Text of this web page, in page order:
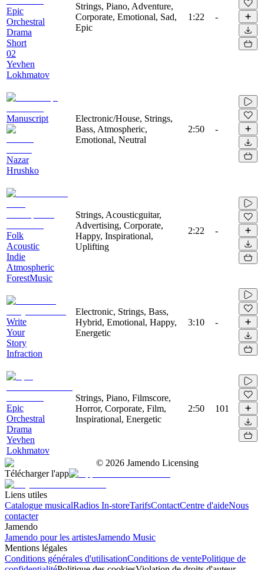
Epic
Orchestral
Drama
Short
02
Yevhen
Lokhmatov
Strings, Piano, Adventure,
Corporate, Emotional, Sad,
Epic
1:22 -
Manuscript
Nazar
Hrushko
Electronic/House, Strings,
Bass, Atmospheric,
Emotional, Neutral
2:50 -
Folk
Acoustic
Indie
Atmospheric
ForestMusic
Strings, Acousticguitar,
Advertising, Corporate,
Happy, Inspirational,
Uplifting
2:22 -
Write
Your
Story
Infraction
Electronic, Strings, Bass,
Hybrid, Emotional, Happy,
Energetic
3:10 -
Epic
Orchestral
Drama
Yevhen
Lokhmatov
Strings, Piano, Filmscore,
Horror, Corporate, Film,
Inspirational, Energetic
2:50 101
© 2026 Jamendo Licensing
Télécharger l'app
Liens utiles
Catalogue musicalRadios In-storeTarifsContactCentre d'aideNous
contacter
Jamendo
Jamendo pour les artistesJamendo Music
Mentions légales
Conditions générales d'utilisationConditions de ventePolitique de